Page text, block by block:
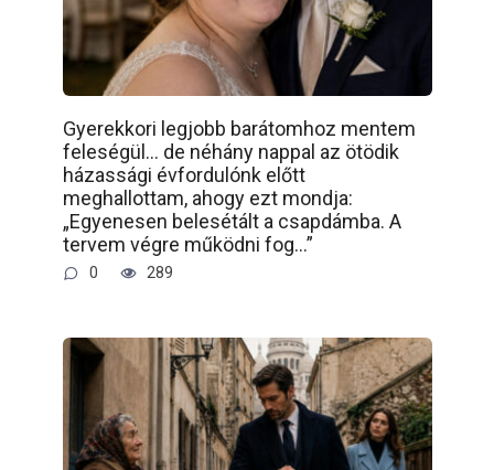
Gyerekkori legjobb barátomhoz mentem
feleségül… de néhány nappal az ötödik
házassági évfordulónk előtt
meghallottam, ahogy ezt mondja:
„Egyenesen belesétált a csapdámba. A
tervem végre működni fog…”
0 289